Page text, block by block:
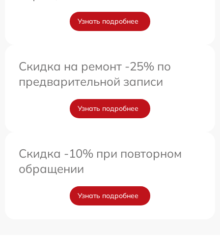
Узнать подробнее
Скидка на ремонт -25% по
предварительной записи
Узнать подробнее
Скидка -10% при повторном
обращении
Узнать подробнее